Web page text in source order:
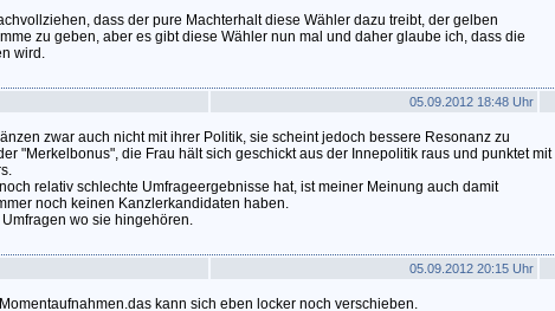
dass der pure Machterhalt diese Wähler dazu treibt, der gelben
zu geben, aber es gibt diese Wähler nun mal und daher glaube ich, dass die
wird.
05.09.2012 18:48 Uhr
zwar auch nicht mit ihrer Politik, sie scheint jedoch bessere Resonanz zu
"Merkelbonus", die Frau hält sich geschickt aus der Innepolitik raus und punktet mit
relativ schlechte Umfrageergebnisse hat, ist meiner Meinung auch damit
noch keinen Kanzlerkandidaten haben.
wo sie hingehören.
05.09.2012 20:15 Uhr
kann sich eben locker noch verschieben.